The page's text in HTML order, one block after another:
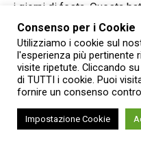
i giorni di festa. Questa
migliaia di partecipanti
arance a vicenda. Le
secondo la leggenda,
abbattere il castello del
Storico Carnevale di Ivrea
Consenso per i Cookie
Utilizziamo i cookie sul
l'esperienza più pertinente
visite ripetute. Cliccando
di TUTTI i cookie. Puoi
fornire un consenso
Impostazione Cookie